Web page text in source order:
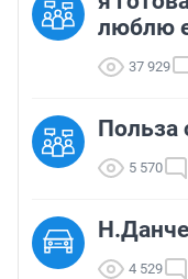
люблю
37 929
Польза
5 570
4 529